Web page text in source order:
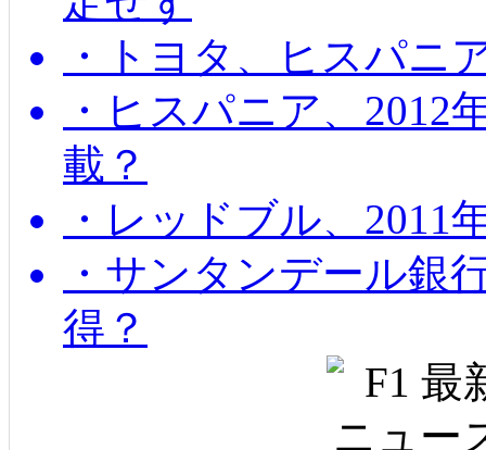
・トヨタ、ヒスパニ
・ヒスパニア、2012
載？
・レッドブル、2011
・サンタンデール銀
得？